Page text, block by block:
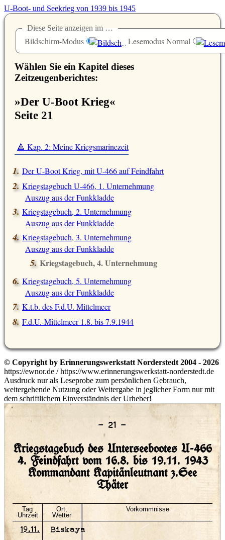
U-Boot- und Seekrieg von 1939 bis 1945
Diese Seite anzeigen im …
Bildschirm-Modus Lesemodus Normal
Wählen Sie ein Kapitel dieses
Zeitzeugenberichtes:
»Der U-Boot Krieg«
Seite 21
🔺 Kap. 2: Meine Kriegsmarinezeit
Der U-Boot Krieg, mit U-466 auf Feindfahrt
Kriegstagebuch U-466, 1. Unternehmung
Auszug aus der Funkkladde
Kriegstagebuch, 2. Unternehmung
Auszug aus der Funkkladde
Kriegstagebuch, 3. Unternehmung
Auszug aus der Funkkladde
Kriegstagebuch, 4. Unternehmung
Kriegstagebuch, 5. Unternehmung
Auszug aus der Funkkladde
K.t.b. des F.d.U. Mittelmeer
F.d.U.-Mittelmeer 1.8. bis 7.9.1944
© Copyright by Erinnerungswerkstatt Norderstedt 2004 - 2026
https://ewnor.de / https://www.erinnerungswerkstatt-norderstedt.de
Ausdruck nur als Leseprobe zum persönlichen Gebrauch,
weitergehende Nutzung oder Weitergabe in jeglicher Form nur mit
dem schriftlichem Einverständnis der Urheber!
– 21 –
Kriegstagebuch des Unterseebootes U-466
4. Feindfahrt vom 16.8. bis 19.11. 1943
Kommandant Kapitänleutnant z.See
Thäter
Tag
Uhrzeit
Ort,
Wetter
Vorkommnisse
19.11.
Biskaya